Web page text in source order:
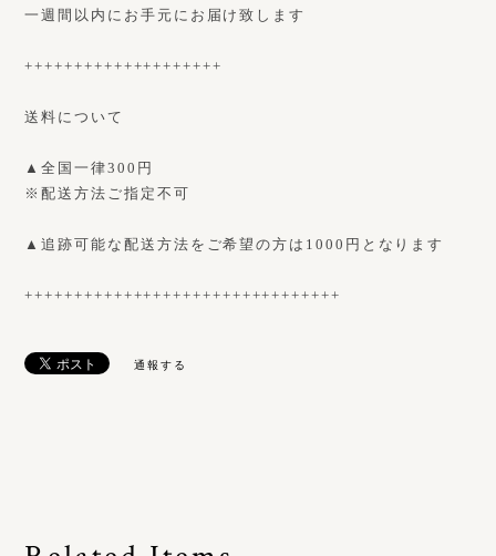
一週間以内にお手元にお届け致します
++++++++++++++++++++
送料について
▲全国一律300円
※配送方法ご指定不可
▲追跡可能な配送方法をご希望の方は1000円となります
++++++++++++++++++++++++++++++++
通報する